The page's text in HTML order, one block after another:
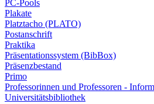
PC-Pools
Plakate
Platztacho (PLATO)
Postanschrift
Praktika
Präsentationssystem (BibBox)
Präsenzbestand
Primo
Professorinnen und Professoren -
Universitätsbibliothek